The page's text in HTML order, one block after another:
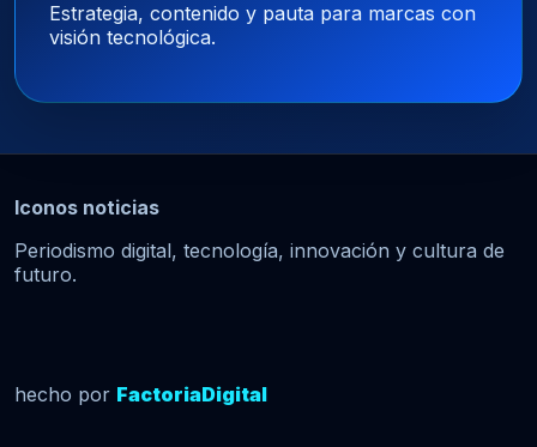
Estrategia, contenido y pauta para marcas con
visión tecnológica.
Iconos noticias
Periodismo digital, tecnología, innovación y cultura de
futuro.
hecho por FactoriaDigital